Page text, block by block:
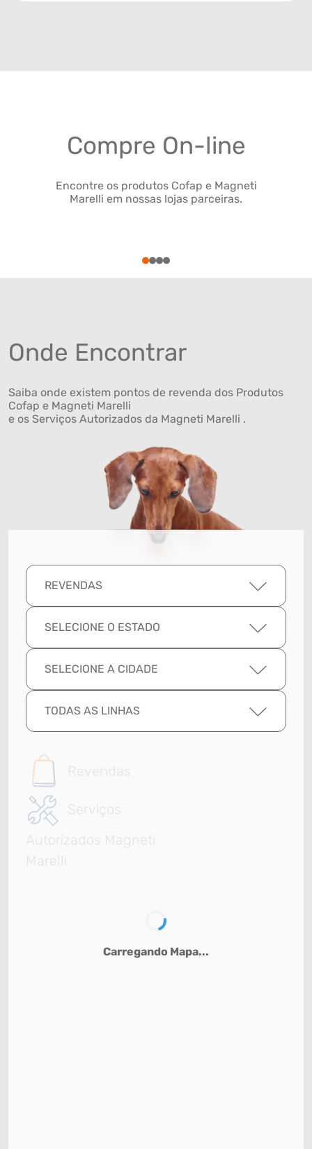
Compre On-line
Encontre os produtos Cofap e Magneti
Marelli em nossas lojas parceiras.
1234
Onde Encontrar
Saiba onde existem pontos de revenda dos Produtos
Cofap e Magneti Marelli
e os Serviços Autorizados da Magneti Marelli .
REVENDAS
SELECIONE O ESTADO
SELECIONE A CIDADE
TODAS AS LINHAS
Revendas
Serviços
Autorizados Magneti
Marelli